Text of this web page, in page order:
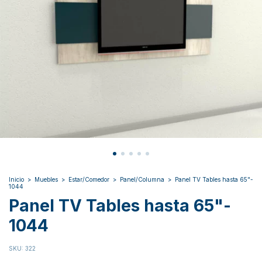
Inicio > Muebles > Estar/Comedor > Panel/Columna > Panel TV Tables hasta 65"-
1044
Panel TV Tables hasta 65"-
1044
SKU: 322